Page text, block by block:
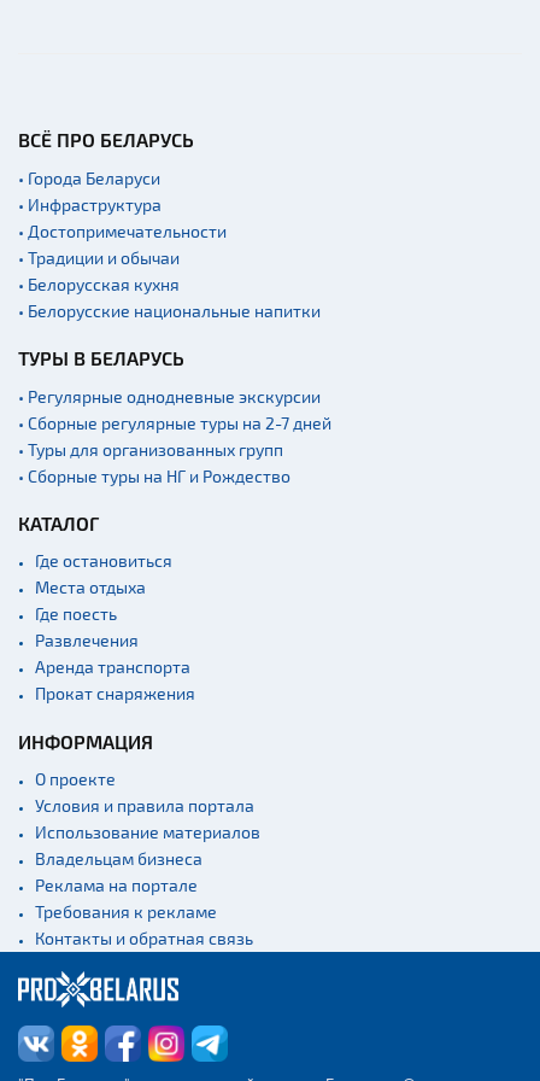
Квесты
Спортинг-клубы и тиры
Ратуши
Родовые усадьбы
Садово-парковая
Памятники
Памятники известным
людям
Кладбище
Театры
Концертные залы
Начало и окончание
экскурсий: г. Минск
Спортивные
Веломаршруты
Аэропорты
Железнодорожные
вокзалы
ВСЁ ПРО БЕЛАРУСЬ
• Города Беларуси
• Инфраструктура
• Достопримечательности
• Традиции и обычаи
• Белорусская кухня
• Белорусские национальные напитки
ТУРЫ В БЕЛАРУСЬ
• Регулярные однодневные экскурсии
• Сборные регулярные туры на 2-7 дней
• Туры для организованных групп
• Сборные туры на НГ и Рождество
КАТАЛОГ
Где остановиться
Места отдыха
Где поесть
Развлечения
Аренда транспорта
Прокат снаряжения
ИНФОРМАЦИЯ
О проекте
Условия и правила портала
Использование материалов
Владельцам бизнеса
Реклама на портале
Требования к рекламе
Контакты и обратная связь